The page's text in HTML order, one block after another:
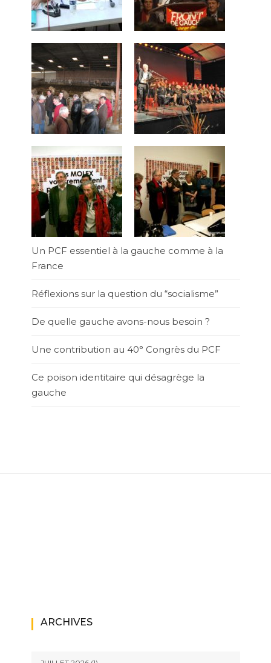
Un PCF essentiel à la gauche comme à la
France
Réflexions sur la question du “socialisme”
De quelle gauche avons-nous besoin ?
Une contribution au 40° Congrès du PCF
Ce poison identitaire qui désagrège la
gauche
ARCHIVES